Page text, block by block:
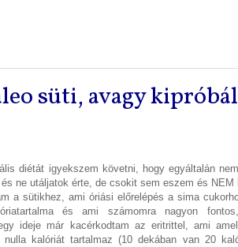
süti, avagy
diétát igyekszem követni, hogy egyáltalán
ne utáljatok érte, de csokit sem eszem és NEM
a sütikhez, ami óriási előrelépés a sima
és ami számomra nagyon
ideje már kacérkodtam az eritrittel, ami
kalóriát tartalmaz (10 dekában van 20